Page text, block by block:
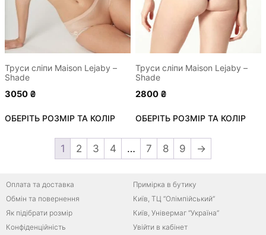
Труси сліпи Maison Lejaby –
Shade
3050 ₴
ОБЕРІТЬ РОЗМІР ТА КОЛІР
Параметри
можна
вибрати
на
сторінці
товару
Труси сліпи Maison Lejaby –
Shade
2800 ₴
ОБЕРІТЬ РОЗМІР ТА КОЛІР
Параметри
можна
вибрати
сторінці
товару
1 2 3 4 … 7 8 9 →
Оплата та доставка
Обмін та повернення
Як підібрати розмір
Конфіденційність
Примірка в бутику
Київ, ТЦ “Олімпійський”
Київ, Універмаг “Україна”
Увійти в кабінет